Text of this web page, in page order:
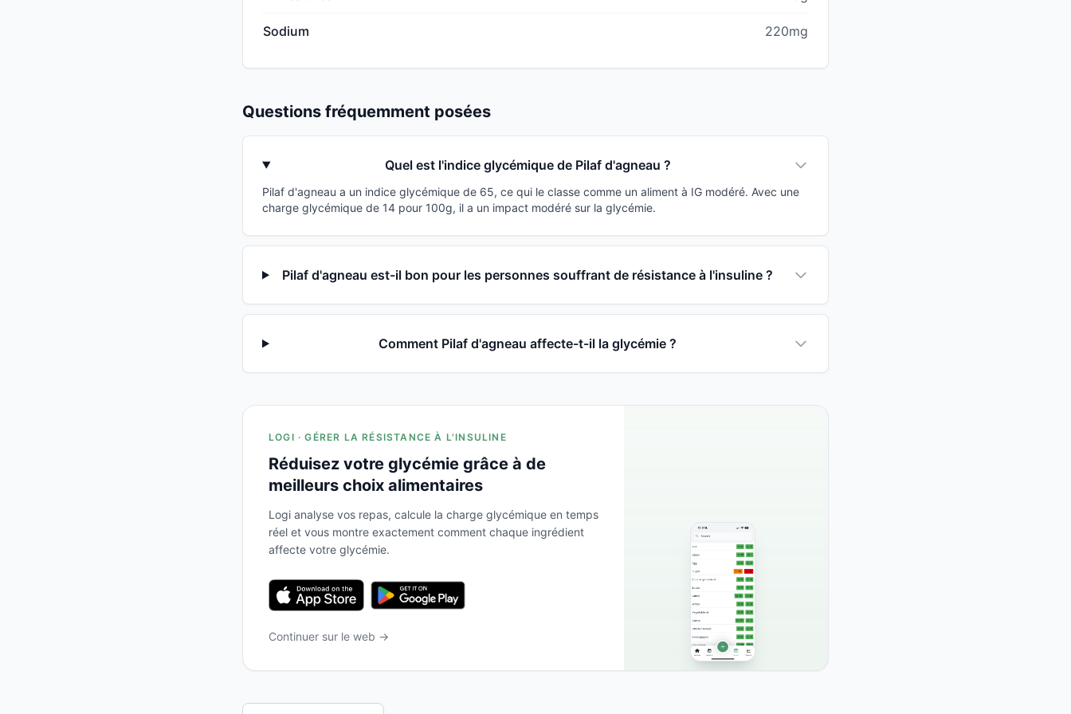
Sodium 220mg
Questions fréquemment posées
Quel est l'indice glycémique de Pilaf d'agneau ?
Pilaf d'agneau a un indice glycémique de 65, ce qui le classe comme un aliment à IG modéré. Avec une
charge glycémique de 14 pour 100g, il a un impact modéré sur la glycémie.
Pilaf d'agneau est-il bon pour les personnes souffrant de résistance à l'insuline ?
Comment Pilaf d'agneau affecte-t-il la glycémie ?
LOGI · GÉRER LA RÉSISTANCE À L'INSULINE
Réduisez votre glycémie grâce à de
meilleurs choix alimentaires
Logi analyse vos repas, calcule la charge glycémique en temps
réel et vous montre exactement comment chaque ingrédient
affecte votre glycémie.
Continuer sur le web →